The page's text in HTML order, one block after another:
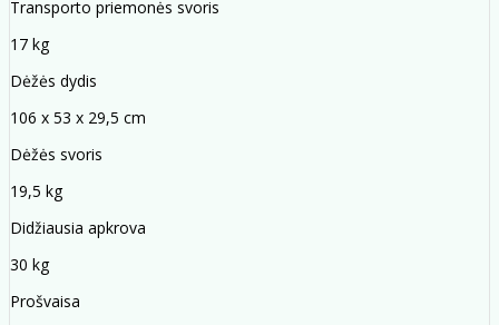
Transporto priemonės svoris
17 kg
Dėžės dydis
106 x 53 x 29,5 cm
Dėžės svoris
19,5 kg
Didžiausia apkrova
30 kg
Prošvaisa